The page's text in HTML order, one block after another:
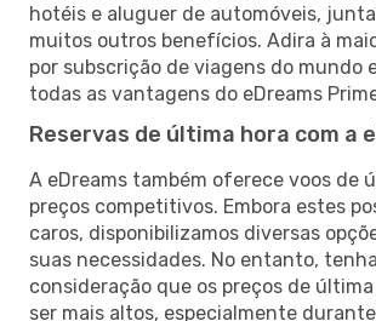
hotéis e aluguer de automóveis,
muitos outros benefícios. Adira à
por subscrição de viagens do mundo
todas as vantagens do eDreams
Reservas de última hora com a
A eDreams também oferece voos de
preços competitivos. Embora estes
caros, disponibilizamos diversas
suas necessidades. No entanto,
consideração que os preços de
ser mais altos, especialmente